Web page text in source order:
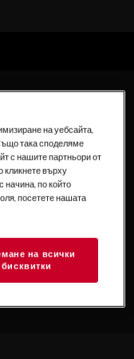
на уебсайта,
така споделяме
с нашите партньори от
кликнете върху
начина, по който
посетете нашата
на всички
бисквитки